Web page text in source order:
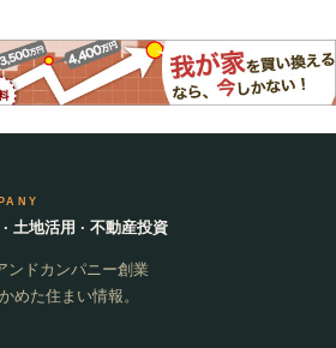
· 土地活用 · 不動産投資
ンドカンパニー創業
めた住まい情報。